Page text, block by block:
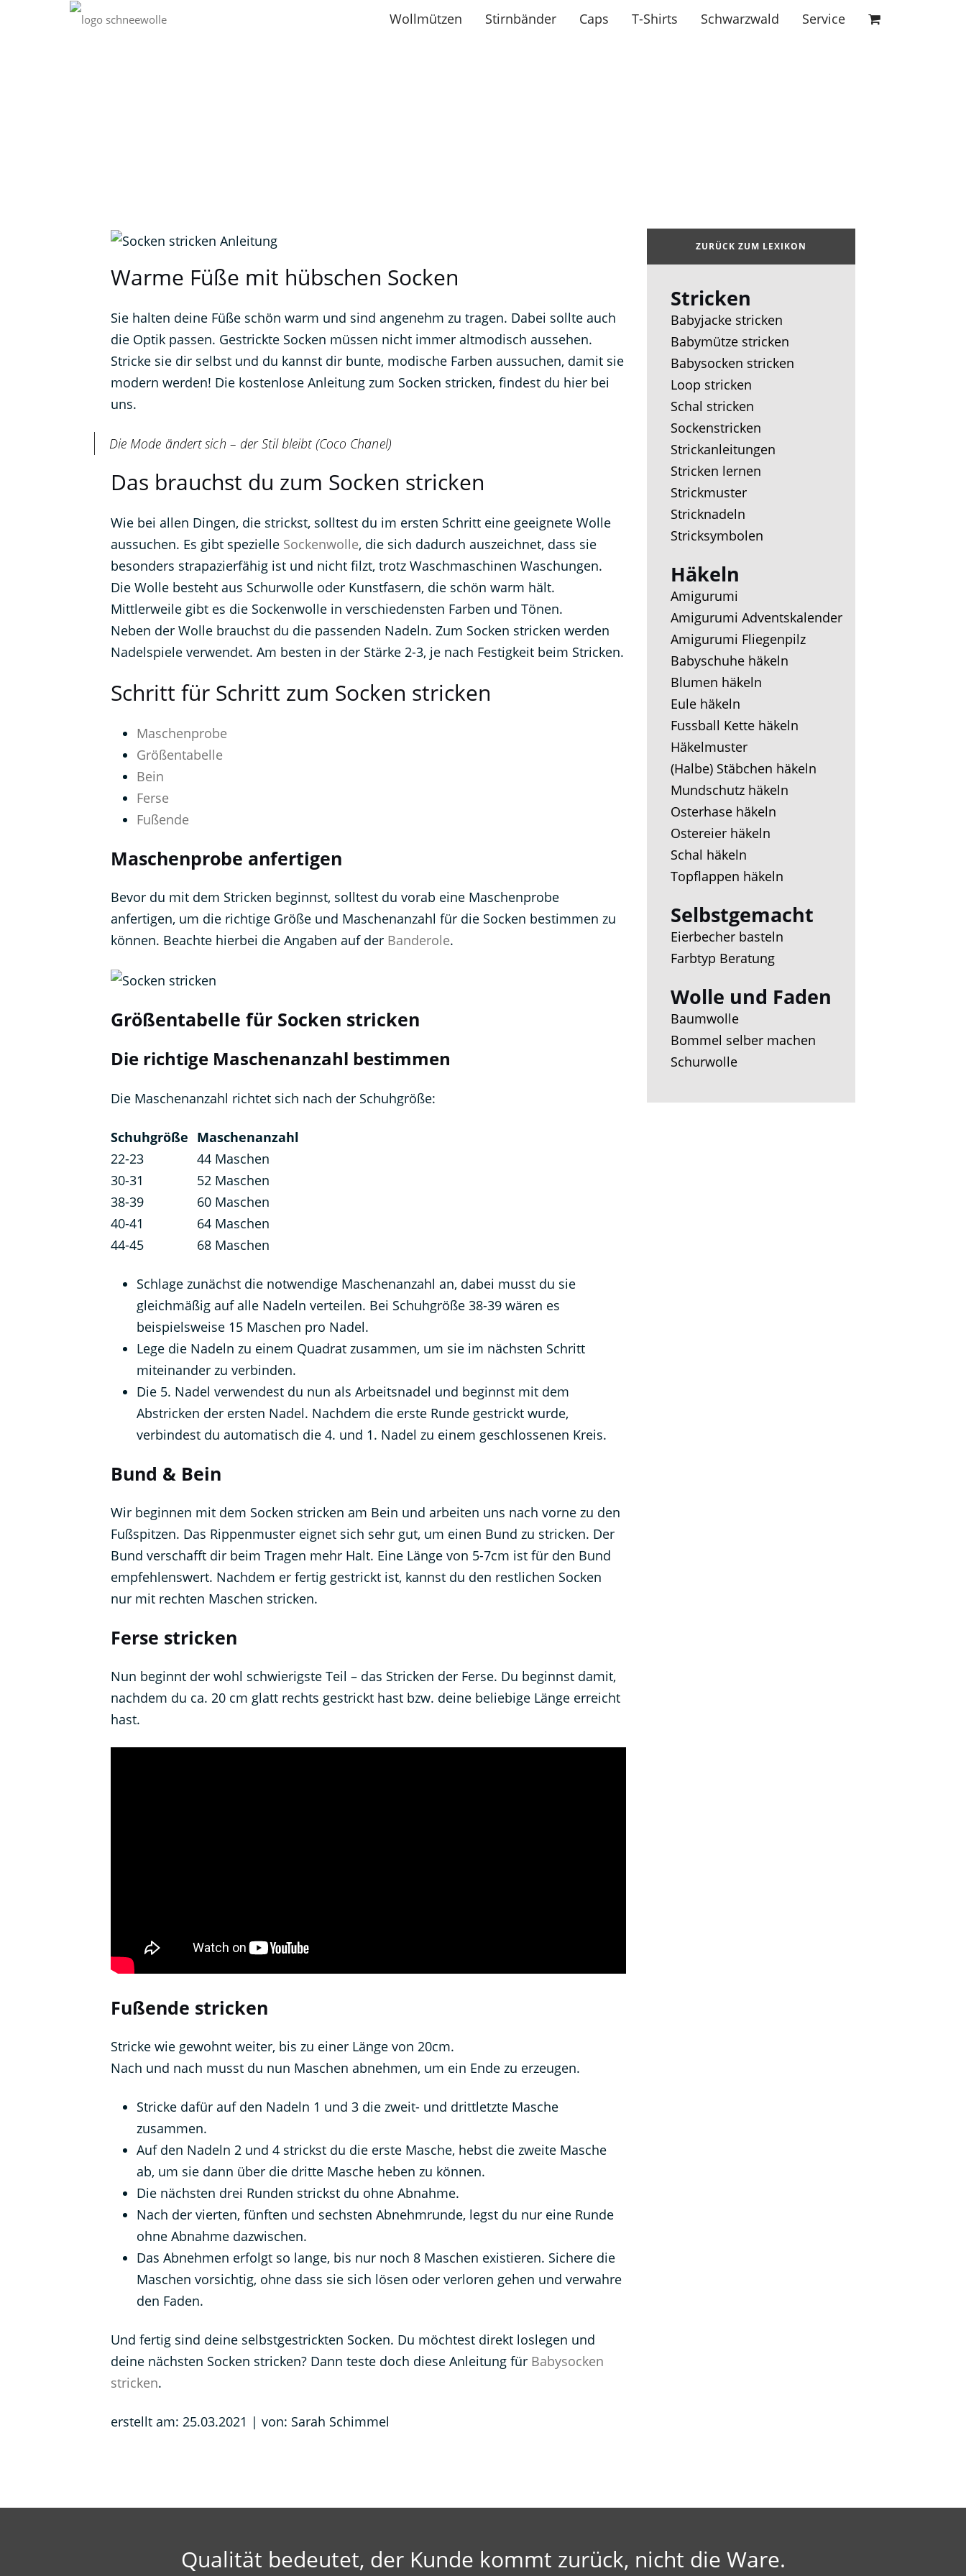
Wollmützen Stirnbänder Caps T-Shirts Schwarzwald Service
Warme Füße mit hübschen Socken
Sie halten deine Füße schön warm und sind angenehm zu tragen. Dabei sollte auch
die Optik passen. Gestrickte Socken müssen nicht immer altmodisch aussehen.
Stricke sie dir selbst und du kannst dir bunte, modische Farben aussuchen, damit sie
modern werden! Die kostenlose Anleitung zum Socken stricken, findest du hier bei
uns.
Die Mode ändert sich – der Stil bleibt (Coco Chanel)
Das brauchst du zum Socken stricken
Wie bei allen Dingen, die strickst, solltest du im ersten Schritt eine geeignete Wolle
aussuchen. Es gibt spezielle Sockenwolle, die sich dadurch auszeichnet, dass sie
besonders strapazierfähig ist und nicht filzt, trotz Waschmaschinen Waschungen.
Die Wolle besteht aus Schurwolle oder Kunstfasern, die schön warm hält.
Mittlerweile gibt es die Sockenwolle in verschiedensten Farben und Tönen.
Neben der Wolle brauchst du die passenden Nadeln. Zum Socken stricken werden
Nadelspiele verwendet. Am besten in der Stärke 2-3, je nach Festigkeit beim Stricken.
Schritt für Schritt zum Socken stricken
Maschenprobe
Größentabelle
Bein
Ferse
Fußende
Maschenprobe anfertigen
Bevor du mit dem Stricken beginnst, solltest du vorab eine Maschenprobe
anfertigen, um die richtige Größe und Maschenanzahl für die Socken bestimmen zu
können. Beachte hierbei die Angaben auf der Banderole.
Größentabelle für Socken stricken
Die richtige Maschenanzahl bestimmen
Die Maschenanzahl richtet sich nach der Schuhgröße:
Schuhgröße Maschenanzahl
22-23
44 Maschen
30-31
52 Maschen
38-39
60 Maschen
40-41
64 Maschen
44-45
68 Maschen
Schlage zunächst die notwendige Maschenanzahl an, dabei musst du sie
gleichmäßig auf alle Nadeln verteilen. Bei Schuhgröße 38-39 wären es
beispielsweise 15 Maschen pro Nadel.
Lege die Nadeln zu einem Quadrat zusammen, um sie im nächsten Schritt
miteinander zu verbinden.
Die 5. Nadel verwendest du nun als Arbeitsnadel und beginnst mit dem
Abstricken der ersten Nadel. Nachdem die erste Runde gestrickt wurde,
verbindest du automatisch die 4. und 1. Nadel zu einem geschlossenen Kreis.
Bund & Bein
Wir beginnen mit dem Socken stricken am Bein und arbeiten uns nach vorne zu den
Fußspitzen. Das Rippenmuster eignet sich sehr gut, um einen Bund zu stricken. Der
Bund verschafft dir beim Tragen mehr Halt. Eine Länge von 5-7cm ist für den Bund
empfehlenswert. Nachdem er fertig gestrickt ist, kannst du den restlichen Socken
nur mit rechten Maschen stricken.
Ferse stricken
Nun beginnt der wohl schwierigste Teil – das Stricken der Ferse. Du beginnst damit,
nachdem du ca. 20 cm glatt rechts gestrickt hast bzw. deine beliebige Länge erreicht
hast.
Fußende stricken
Stricke wie gewohnt weiter, bis zu einer Länge von 20cm.
Nach und nach musst du nun Maschen abnehmen, um ein Ende zu erzeugen.
Stricke dafür auf den Nadeln 1 und 3 die zweit- und drittletzte Masche
zusammen.
Auf den Nadeln 2 und 4 strickst du die erste Masche, hebst die zweite Masche
ab, um sie dann über die dritte Masche heben zu können.
Die nächsten drei Runden strickst du ohne Abnahme.
Nach der vierten, fünften und sechsten Abnehmrunde, legst du nur eine Runde
ohne Abnahme dazwischen.
Das Abnehmen erfolgt so lange, bis nur noch 8 Maschen existieren. Sichere die
Maschen vorsichtig, ohne dass sie sich lösen oder verloren gehen und verwahre
den Faden.
Und fertig sind deine selbstgestrickten Socken. Du möchtest direkt loslegen und
deine nächsten Socken stricken? Dann teste doch diese Anleitung für Babysocken
stricken.
erstellt am: 25.03.2021 | von: Sarah Schimmel
ZURÜCK ZUM LEXIKON
Stricken
Babyjacke stricken
Babymütze stricken
Babysocken stricken
Loop stricken
Schal stricken
Sockenstricken
Strickanleitungen
Stricken lernen
Strickmuster
Stricknadeln
Stricksymbolen
Häkeln
Amigurumi
Amigurumi Adventskalender
Amigurumi Fliegenpilz
Babyschuhe häkeln
Blumen häkeln
Eule häkeln
Fussball Kette häkeln
Häkelmuster
(Halbe) Stäbchen häkeln
Mundschutz häkeln
Osterhase häkeln
Ostereier häkeln
Schal häkeln
Topflappen häkeln
Selbstgemacht
Eierbecher basteln
Farbtyp Beratung
Wolle und Faden
Baumwolle
Bommel selber machen
Schurwolle
Qualität bedeutet, der Kunde kommt zurück, nicht die Ware.